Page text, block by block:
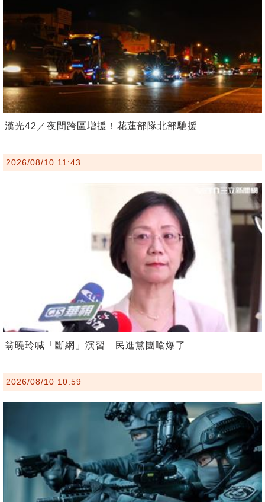
漢光42／夜間跨區增援！花蓮部隊北部馳援
2026/08/10 11:43
翁曉玲喊「斷網」演習 民進黨團嗆爆了
2026/08/10 10:59